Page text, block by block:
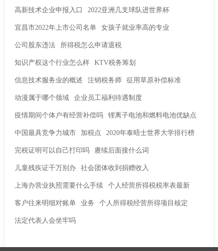
高新技术企业申报入口 2022亚洲几支球队进世界杯
宜昌市2022年上市公司名单 女孩子就业率高的专业
公司股东违法 所得税怎么申请退税
知识产权这个行业怎么样 KTV税务筹划
信息技术服务业的概述 注销税务师 征用草原补偿标准
动漫属于哪个领域 企业员工福利待遇制度
疫情期间个体户有经营补偿吗 锂离子电池和燃料电池优缺点
中国最具竞争力城市 加税点 2020年泰晤士世界大学排行榜
完税证明可以自己打印吗 赓续后面接什么词
儿童残疾证千万别办 社会团体收到捐赠收入
上海办营业执照需要什么手续 个人经营所得税税率表最新
客户往来明细对账单 业务 个人所得税经营所得项目核定
法定代表人会坐牢吗